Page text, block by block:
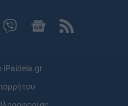
iPaideia.gr